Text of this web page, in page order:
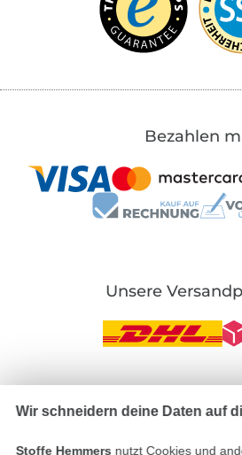
Bezahlen
Unsere
Impressum
In den deutschen Shop
Wir schneidern deine Daten auf
Stoffe Hemmers nutzt Cookies und